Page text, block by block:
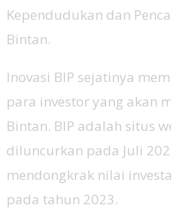
Kependudukan dan
Bintan.
Inovasi BIP sejatinya
para investor yang akan
Bintan. BIP adalah situs
diluncurkan pada Juli
mendongkrak nilai
pada tahun 2023.